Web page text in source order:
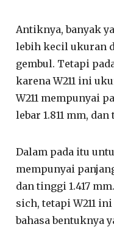
Antiknya, banyak
lebih kecil ukuran
gembul. Tetapi
karena W211 ini
W211 mempunyai
lebar 1.811 mm,
Dalam pada itu
mempunyai
dan tinggi 1.417
sich, tetapi W211
bahasa bentuknya